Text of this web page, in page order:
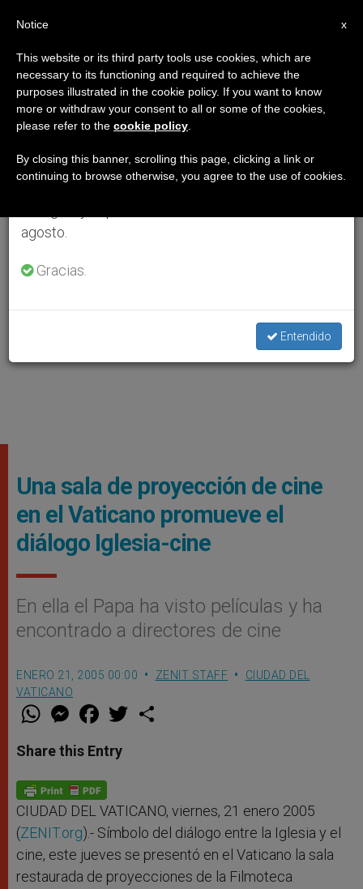
Una sala de proyección de cine
en el Vaticano promueve el
diálogo Iglesia-cine
En ella el Papa ha visto películas y ha
encontrado a directores de cine
ENERO 21, 2005 00:00 ZENIT STAFF
CIUDAD DEL
VATICANO
W
t
s
p
p
M
e
s
e
g
e
r
F
a
e
b
o
k
w
Share this Entry
CIUDAD DEL VATICANO, viernes, 21 enero 2005
(ZENIT.org).- Símbolo del diálogo entre la Iglesia y el
cine, este jueves se presentó en el Vaticano la sala
restaurada de proyecciones de la Filmoteca
×
Aviso importante
Del 27 de julio al 7 de agosto haremos la pausa
anual, aprovechando que en el periodo de verano
se generan menos informaciones y también el
agosto.
Gracias.
Entendido
x
Notice
This website or its third party tools use cookies, which are
necessary to its functioning and required to achieve the
purposes illustrated in the cookie policy. If you want to know
more or withdraw your consent to all or some of the cookies,
please refer to the cookie policy
By closing this banner, scrolling this page, clicking a link or
continuing to browse otherwise, you agree to the use of cookies.